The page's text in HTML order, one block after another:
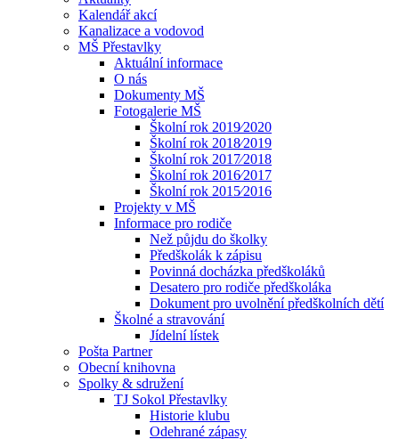
Kalendář akcí
Kanalizace a vodovod
MŠ Přestavlky
Aktuální informace
O nás
Dokumenty MŠ
Fotogalerie MŠ
Školní rok 2019⁄2020
Školní rok 2018⁄2019
Školní rok 2017⁄2018
Školní rok 2016⁄2017
Školní rok 2015⁄2016
Projekty v MŠ
Informace pro rodiče
Než půjdu do školky
Předškolák k zápisu
Povinná docházka předškoláků
Desatero pro rodiče předškoláka
Dokument pro uvolnění předškolních dětí
Školné a stravování
Jídelní lístek
Pošta Partner
Obecní knihovna
Spolky & sdružení
TJ Sokol Přestavlky
Historie klubu
Odehrané zápasy